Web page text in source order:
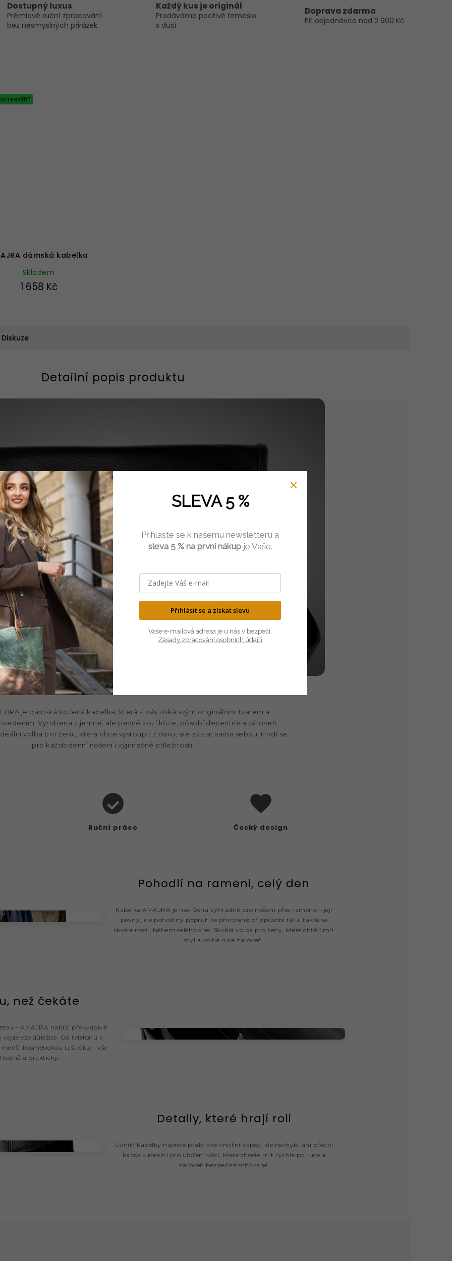
Dostupný luxus
Prémiové ruční zpracování
bez nesmyslných přirážek
Každý kus je originál
Prodáváme poctivé řemeslo
s duší
Doprava zdarma
Při objednávce nad 2 900 Kč
dámská kabelka
produktu
je
5,0
z
5
Skladem
1 658 Kč
Diskuze
Detailní popis produktu
TENEBRA
dámská kabelka
je dámská kožená kabelka, která si vás získá svým originálním tvarem a
Vyrobena z jemné, ale pevné kozí kůže, působí decentně a zároveň
volba pro ženu, která chce vystoupit z davu, ale zůstat sama sebou. Hodí se
pro každodenní nošení i výjimečné příležitosti.
Ruční práce Český design
Pohodlí na rameni, celý den
Kabelka AMAJRA je navržena výhradně pro nošení přes rameno – její
pevný, ale pohodlný popruh se přirozeně přizpůsobí tělu, takže se
skvěle nosí i během celého dne. Skvělá volba pro ženy, které chtějí mít
styl a volné ruce zároveň.
než čekáte
– AMAJRA nabízí překvapivě
vše důležité. Od telefonu a
kosmetickou taštičku – vše
a prakticky.
Detaily, které hrají roli
Uvnitř kabelky najdete praktické vnitřní kapsy, ale nechybí ani přední
kapsa – ideální pro uložení věcí, které chcete mít rychle po ruce a
zároveň bezpečně schované.
SLEVA 5 %
Přihlaste se k našemu newsletteru a
sleva 5 % na první nákupje Vaše.
Přihlásit se a získat slevu
Vaše e-mailová adresa je u nás v bezpečí.
Zásady zpracování osobních údajů